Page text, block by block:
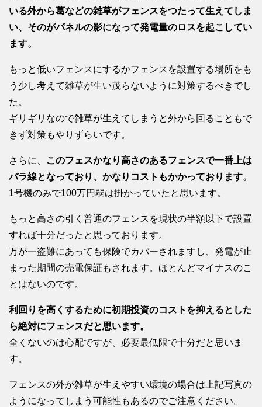
いる外から葛などの雑草がフェンスをつたって生えてしま
い、そのがパネルの影になって発電量のロスを起こしてい
ます。
もっと低いフェンスにするかフェンスを設置する場所をも
う少し考えて雑草が生い茂らないように対策するべきでし
た。
ギリギリなので雑草が生えてしまうと外から回ることもで
きず対策もやりずらいです。
さらに、
このフェスかなり高さのあるフェンスで一番上は
バラ線となっており、かなりコストもかかっております。
1号機のみで100万円弱は掛かっていたと思います。
もっと高さの引く普通のフェンスを現状の半額以下で設置
すれば十分だったと思っております。
万が一盗難にあっても保険でカバーされますし、発電が止
まった期間の売電保証もされます。ほとんどマイナスのこ
とはないのです。
利回りを高くするために初期投資のコストを抑えるとした
ら絶対にフェンスだと思います。
全くないのは心配ですが、必要最低限で十分だと思いま
す。
フェンスの外が雑草が生えやすい環境の場合は上記写真の
ようになってしまう可能性もあるのでご注意ください。